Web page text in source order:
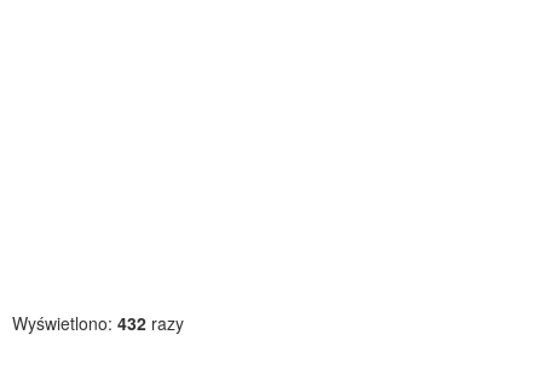
Wyświetlono: 432 razy